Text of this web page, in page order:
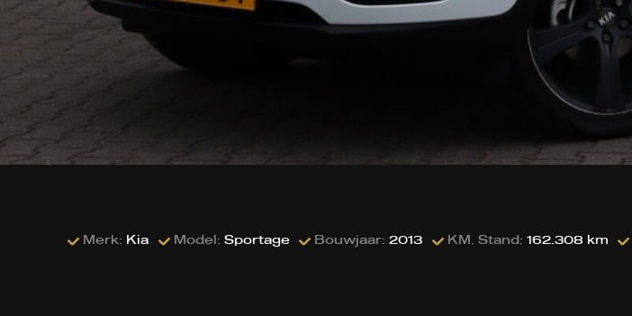
Merk: Kia Model: Sportage Bouwjaar:2013 KM. Stand: 162.308 km